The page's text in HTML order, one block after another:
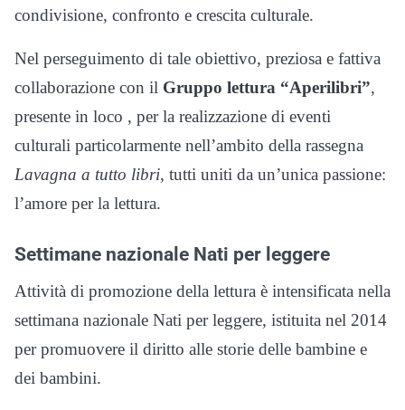
condivisione, confronto e crescita culturale.
Nel perseguimento di tale obiettivo, preziosa e fattiva
collaborazione con il Gruppo lettura “Aperilibri”,
presente in loco , per la realizzazione di eventi
culturali particolarmente nell’ambito della rassegna
Lavagna a tutto libri, tutti uniti da un’unica passione:
l’amore per la lettura.
Settimane nazionale Nati per leggere
Attività di promozione della lettura è intensificata nella
settimana nazionale Nati per leggere, istituita nel 2014
per promuovere il diritto alle storie delle bambine e
dei bambini.